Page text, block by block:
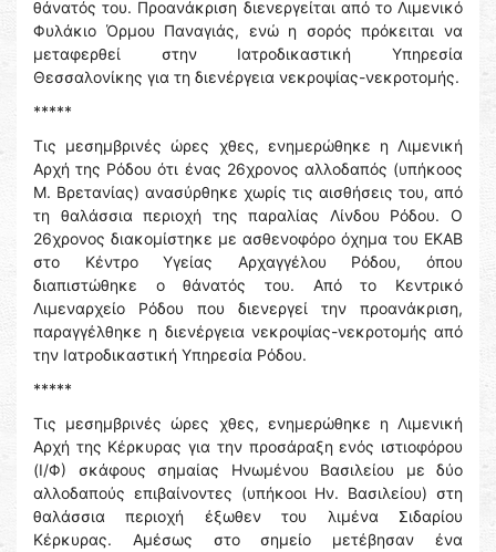
θάνατός του. Προανάκριση διενεργείται από το Λιμενικό
Φυλάκιο Όρμου Παναγιάς, ενώ η σορός πρόκειται να
μεταφερθεί στην Ιατροδικαστική Υπηρεσία
Θεσσαλονίκης για τη διενέργεια νεκροψίας-νεκροτομής.
*****
Τις μεσημβρινές ώρες χθες, ενημερώθηκε η Λιμενική
Αρχή της Ρόδου ότι ένας 26χρονος αλλοδαπός (υπήκοος
Μ. Βρετανίας) ανασύρθηκε χωρίς τις αισθήσεις του, από
τη θαλάσσια περιοχή της παραλίας Λίνδου Ρόδου. Ο
26χρονος διακομίστηκε με ασθενοφόρο όχημα του ΕΚΑΒ
στο Κέντρο Υγείας Αρχαγγέλου Ρόδου, όπου
διαπιστώθηκε ο θάνατός του. Από το Κεντρικό
Λιμεναρχείο Ρόδου που διενεργεί την προανάκριση,
παραγγέλθηκε η διενέργεια νεκροψίας-νεκροτομής από
την Ιατροδικαστική Υπηρεσία Ρόδου.
*****
Τις μεσημβρινές ώρες χθες, ενημερώθηκε η Λιμενική
Αρχή της Κέρκυρας για την προσάραξη ενός ιστιοφόρου
(Ι/Φ) σκάφους σημαίας Ηνωμένου Βασιλείου με δύο
αλλοδαπούς επιβαίνοντες (υπήκοοι Ην. Βασιλείου) στη
θαλάσσια περιοχή έξωθεν του λιμένα Σιδαρίου
Κέρκυρας. Αμέσως στο σημείο μετέβησαν ένα